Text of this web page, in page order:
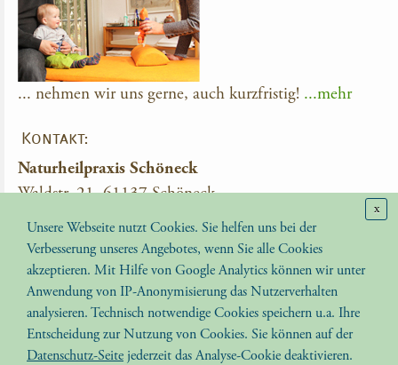
... nehmen wir uns gerne, auch kurzfristig! ...mehr
Kontakt:
Naturheilpraxis Schöneck
Waldstr. 21, 61137 Schöneck
Tel.: 06187-91957
Email:info(at)naturheilpraxis-schoeneck.de
Ausbildung zum Heilpraktiker
Medizinisches Lehr- und Fortbildungsinstitut für
Heilpraktiker
x
Unsere Webseite nutzt Cookies. Sie helfen uns bei der
Verbesserung unseres Angebotes, wenn Sie alle Cookies
akzeptieren. Mit Hilfe von Google Analytics können wir unter
Anwendung von IP-Anonymisierung das Nutzerverhalten
analysieren. Technisch notwendige Cookies speichern u.a. Ihre
Entscheidung zur Nutzung von Cookies. Sie können auf der
Datenschutz-Seite jederzeit das Analyse-Cookie deaktivieren.